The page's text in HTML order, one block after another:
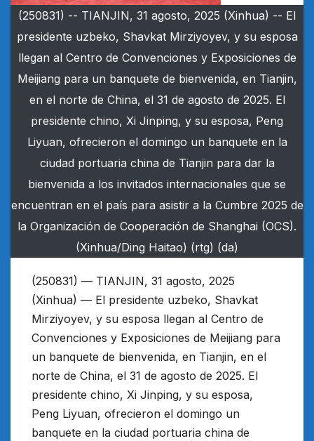
(250831) -- TIANJIN, 31 agosto, 2025 (Xinhua) -- El
presidente uzbeko, Shavkat Mirziyoyev, y su esposa
llegan al Centro de Convenciones y Exposiciones de
Meijiang para un banquete de bienvenida, en Tianjin,
en el norte de China, el 31 de agosto de 2025. El
presidente chino, Xi Jinping, y su esposa, Peng
Liyuan, ofrecieron el domingo un banquete en la
ciudad portuaria china de Tianjin para dar la
bienvenida a los invitados internacionales que se
encuentran en el país para asistir a la Cumbre 2025 de
la Organización de Cooperación de Shanghai (OCS).
(Xinhua/Ding Haitao) (rtg) (da)
(250831) — TIANJIN, 31 agosto, 2025
(Xinhua) — El presidente uzbeko, Shavkat
Mirziyoyev, y su esposa llegan al Centro de
Convenciones y Exposiciones de Meijiang para
un banquete de bienvenida, en Tianjin, en el
norte de China, el 31 de agosto de 2025. El
presidente chino, Xi Jinping, y su esposa,
Peng Liyuan, ofrecieron el domingo un
banquete en la ciudad portuaria china de